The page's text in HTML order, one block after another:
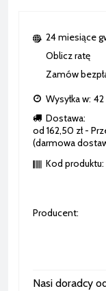
24 miesiące
Oblicz ratę
Zamów
Wysyłka w:
Dostawa:
od 162,50 zł -
(darmowa
Cena nie zawiera
Kod produktu:
Producent:
Nasi doradcy